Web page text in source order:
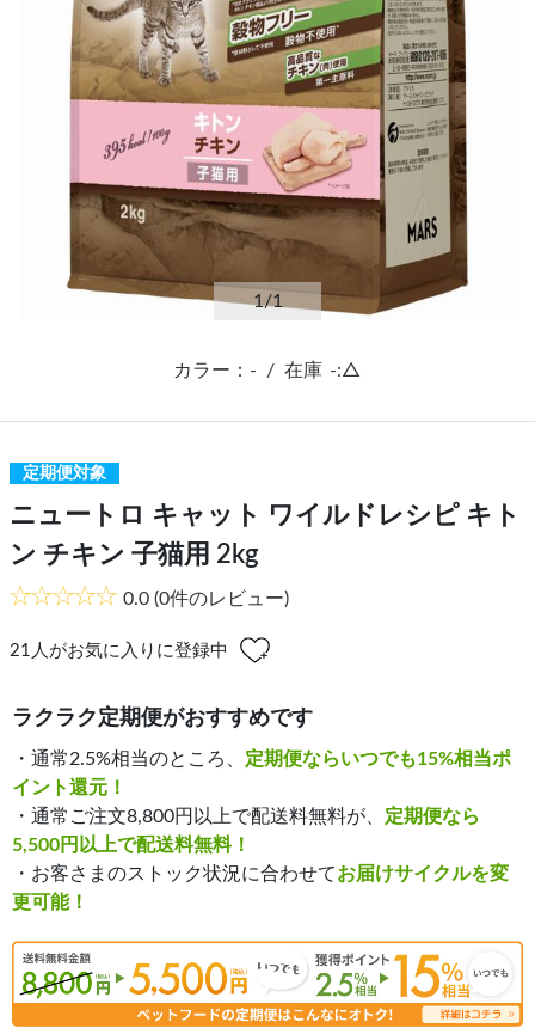
1/1
カラー：- / 在庫 -:△
定期便対象
ニュートロ キャット ワイルドレシピ キト
ン チキン 子猫用 2kg
0.0 (0件のレビュー)
21 人がお気に入りに登録中
ラクラク定期便がおすすめです
・通常2.5%相当のところ、 定期便ならいつでも15%相当ポ
イント還元！
・通常ご注文8,800円以上で配送料無料が、 定期便なら
5,500円以上で配送料無料！
・お客さまのストック状況に合わせてお届けサイクルを変
更可能！